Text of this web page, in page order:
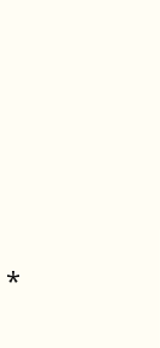
*